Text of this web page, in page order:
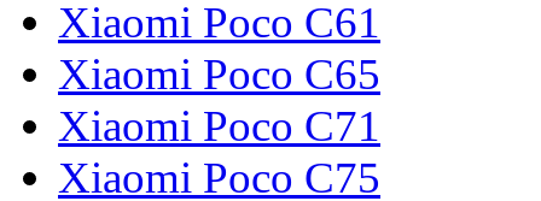
Xiaomi Poco C61
Xiaomi Poco C65
Xiaomi Poco C71
Xiaomi Poco C75